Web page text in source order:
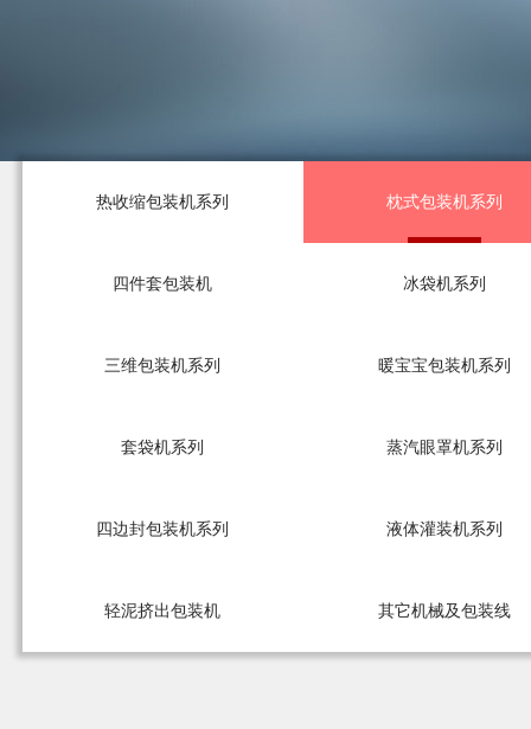
热收缩包装机系列 枕式包装机系列
四件套包装机 冰袋机系列
三维包装机系列 暖宝宝包装机系列
套袋机系列 蒸汽眼罩机系列
四边封包装机系列 液体灌装机系列
轻泥挤出包装机 其它机械及包装线